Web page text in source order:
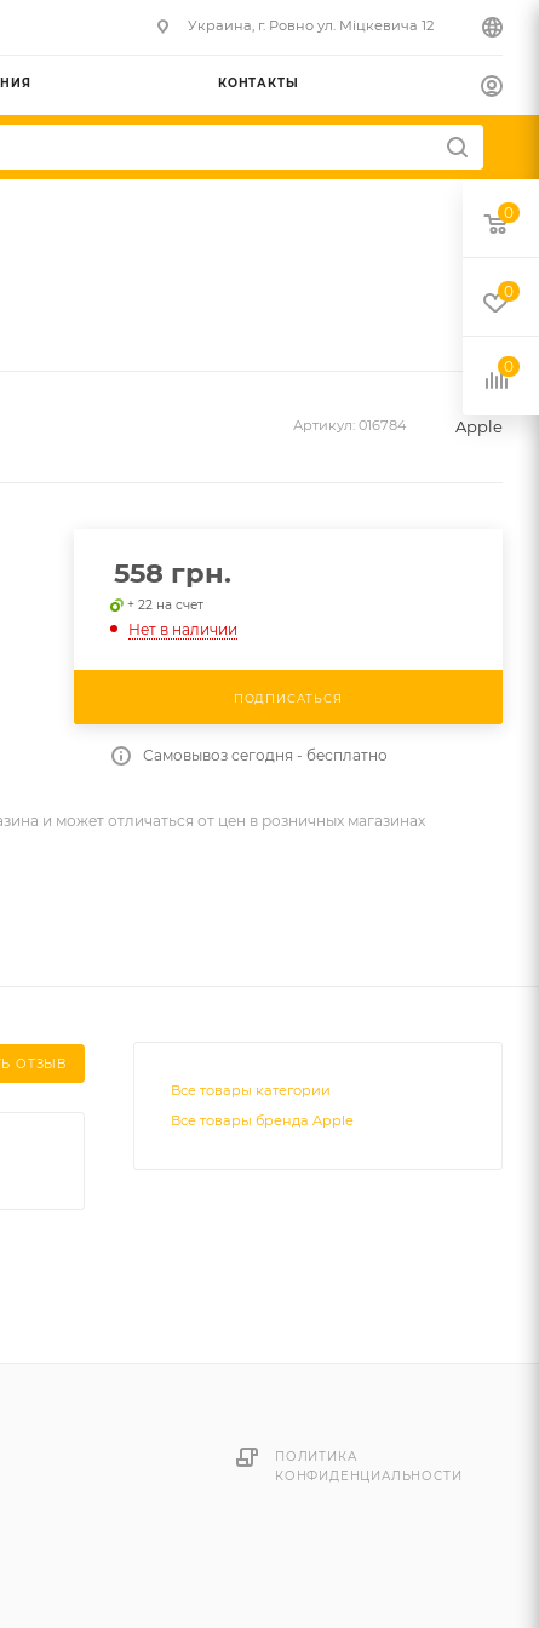
Украина, г. Ровно ул. Міцкевича 12
КОНТАКТЫ
Артикул: 016784 Apple
558 грн.
+ 22 на счет
Нет в наличии
ПОДПИСАТЬСЯ
Самовывоз сегодня - бесплатно
и может отличаться от цен в розничных магазинах
ОТЗЫВ
Все товары категории
Все товары бренда Apple
ПОЛИТИКА
КОНФИДЕНЦИАЛЬНОСТИ
0
0
0